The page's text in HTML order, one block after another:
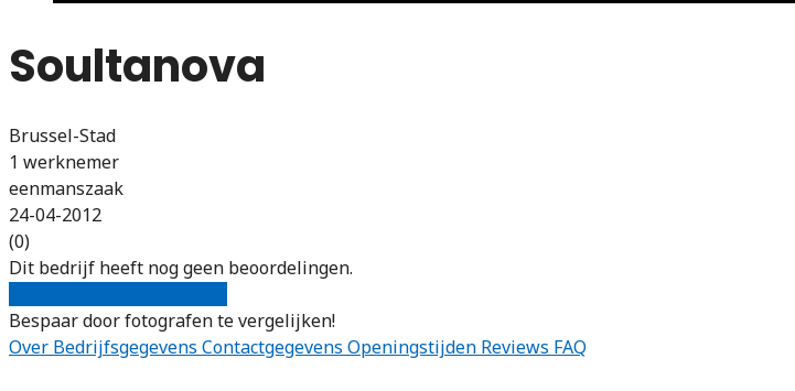
Soultanova
Brussel-Stad
1 werknemer
eenmanszaak
24-04-2012
(0)
Dit bedrijf heeft nog geen beoordelingen.
Bespaar door fotografen te vergelijken!
Over Bedrijfsgegevens Contactgegevens Openingstijden Reviews FAQ